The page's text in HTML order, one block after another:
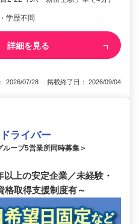
学歴不問
詳細を見る
2026/07/28 掲載終了日： 2026/09/04
ライバー
ープ5営業所同時募集＞
以上の安定企業／未経験・
格取得支援制度有～